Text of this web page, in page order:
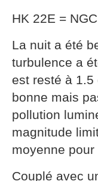
HK 22E =
La nuit a été
turbulence a
est resté à 1.5
bonne mais
pollution
magnitude
moyenne pour
Couplé avec